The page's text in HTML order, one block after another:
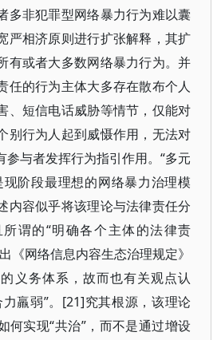
多非犯罪型网络暴力行为难以囊
严相济原则进行扩张解释，其扩
有或者大多数网络暴力行为。并
任的行为主体大多存在散布个人
、短信电话威胁等情节，仅能对
别行为人起到威慑作用，无法对
参与者发挥行为指引作用。“多元
现阶段最理想的网络暴力治理模
内容似乎将该理论与法律责任分
谓的“明确各个主体的法律责
《网络信息内容生态治理规定》
义务体系，故而也有关观点认
羸弱”。[21]究其根源，该理论
何实现“共治”，而不是通过增设